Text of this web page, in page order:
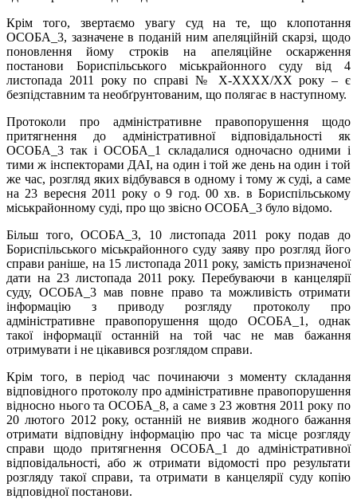
Крім того, звертаємо увагу суд на те, що клопотання
ОСОБА_3, зазначене в поданій ним апеляційній скарзі, щодо
поновлення йому строків на апеляційне оскарження
постанови Бориспільського міськрайонного суду від 4
листопада 2011 року по справі № X-XXXX/XX року – є
безпідставним та необґрунтованим, що полягає в наступному.
Протоколи про адміністративне правопорушення щодо
притягнення до адміністративної відповідальності як
ОСОБА_3 так і ОСОБА_1 складалися одночасно одними і
тими ж інспекторами ДАІ, на один і той же день на один і той
же час, розгляд яких відбувався в одному і тому ж суді, а саме
на 23 вересня 2011 року о 9 год. 00 хв. в Бориспільському
міськрайонному суді, про що звісно ОСОБА_3 було відомо.
Більш того, ОСОБА_3, 10 листопада 2011 року подав до
Бориспільського міськрайонного суду заяву про розгляд його
справи раніше, на 15 листопада 2011 року, замість призначеної
дати на 23 листопада 2011 року. Перебуваючи в канцелярії
суду, ОСОБА_3 мав повне право та можливість отримати
інформацію з приводу розгляду протоколу про
адміністративне правопорушення щодо ОСОБА_1, однак
такої інформації останній на той час не мав бажання
отримувати і не цікавився розглядом справи.
Крім того, в період час починаючи з моменту складання
відповідного протоколу про адміністративне правопорушення
відносно нього та ОСОБА_8, а саме з 23 жовтня 2011 року по
20 лютого 2012 року, останній не виявив жодного бажання
отримати відповідну інформацію про час та місце розгляду
справи щодо притягнення ОСОБА_1 до адміністративної
відповідальності, або ж отримати відомості про результати
розгляду такої справи, та отримати в канцелярії суду копію
відповідної постанови.